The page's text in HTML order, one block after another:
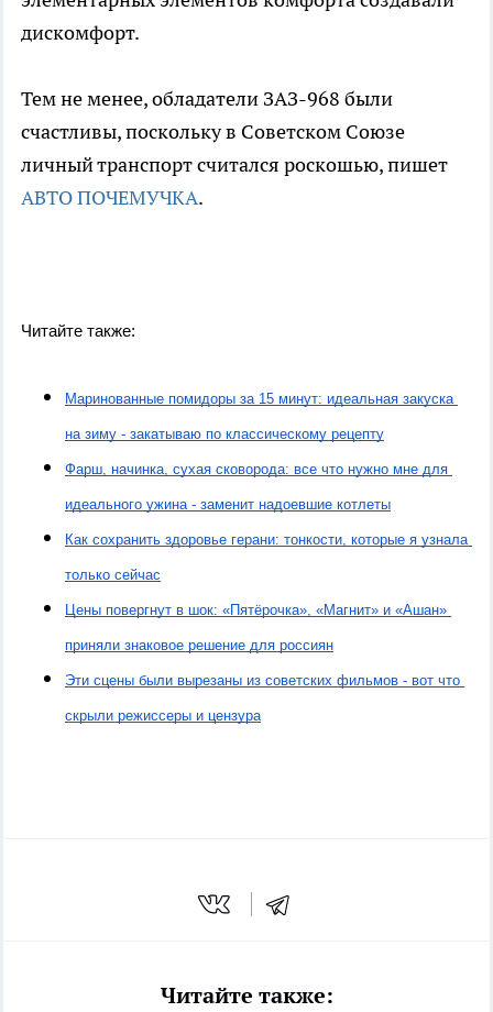
дискомфорт.
Тем не менее, обладатели ЗАЗ-968 были
счастливы, поскольку в Советском Союзе
личный транспорт считался роскошью, пишет
АВТО ПОЧЕМУЧКА.
Читайте также:
Маринованные помидоры за 15 минут: идеальная закуска
на зиму - закатываю по классическому рецепту
Фарш, начинка, сухая сковорода: все что нужно мне для
идеального ужина - заменит надоевшие котлеты
Как сохранить здоровье герани: тонкости, которые я узнала
только сейчас
Цены повергнут в шок: «Пятёрочка», «Магнит» и «Ашан»
приняли знаковое решение для россиян
Эти сцены были вырезаны из советских фильмов - вот что
скрыли режиссеры и цензура
Читайте также: